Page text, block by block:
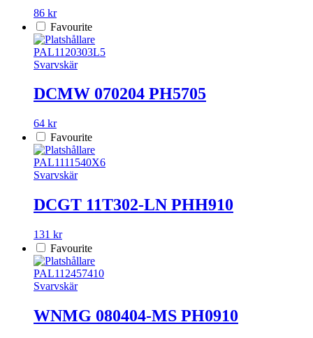
86 kr
Favourite
PAL1120303L5
Svarvskär
DCMW 070204 PH5705
64 kr
Favourite
PAL1111540X6
Svarvskär
DCGT 11T302-LN PHH910
131 kr
Favourite
PAL112457410
Svarvskär
WNMG 080404-MS PH0910